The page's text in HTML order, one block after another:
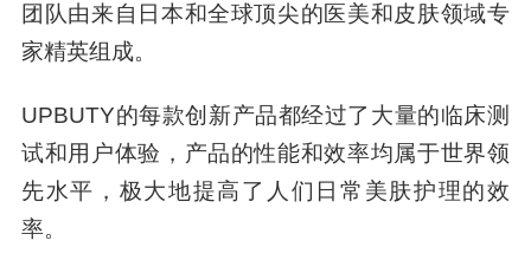
团队由来自日本和全球顶尖的医美和皮肤领域专
家精英组成。
UPBUTY的每款创新产品都经过了大量的临床测
试和用户体验，产品的性能和效率均属于世界领
先水平，极大地提高了人们日常美肤护理的效
率。